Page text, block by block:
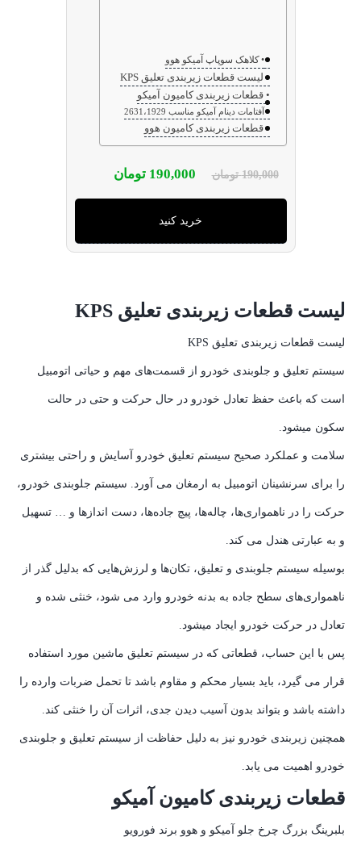
کلاهک سوپاپ آمیکو هوو
لیست قطعات زیربندی تعلیق KPS
قطعات زیربندی کامیون آمیکو
آفتامات دینام آمیکو مناسب 2631،1929
قطعات زیربندی کامیون هوو
190,000 تومان 190,000 تومان
خرید کنید
لیست قطعات زیربندی تعلیق KPS
لیست قطعات زیربندی تعلیق KPS
سیستم تعلیق و جلوبندی خودرو از قسمت‌های مهم و حیاتی اتومبیل
است که باعث حفظ تعادل خودرو در حال حرکت و حتی در حالت
سکون میشود.
سلامت و عملکرد صحیح سیستم تعلیق خودرو آسایش و راحتی بیشتری
را برای سرنشینان اتومبیل به ارمغان می آورد. سیستم جلوبندی خودرو،
حرکت را در ناهمواری‌ها، چاله‌ها، پیچ جاده‌ها، دست اندازها و … تسهیل
و به عبارتی هندل می کند.
بوسیله سیستم جلوبندی و تعلیق، تکان‌ها و لرزش‌هایی که بدلیل گذر از
ناهمواری‌های سطح جاده به بدنه خودرو وارد می شود، خنثی شده و
تعادل در حرکت خودرو ایجاد میشود.
پس با این حساب، قطعاتی که در سیستم تعلیق ماشین مورد استفاده
قرار می گیرد، باید بسیار محکم و مقاوم باشد تا تحمل ضربات وارده را
داشته باشد و بتواند بدون آسیب دیدن جدی، اثرات آن را خنثی کند.
همچنین زیربندی خودرو نیز به دلیل حفاظت از سیستم تعلیق و جلوبندی
خودرو اهمیت می یابد.
قطعات زیربندی کامیون آمیکو
بلبرینگ بزرگ چرخ جلو آمیکو و هوو برند فورویو